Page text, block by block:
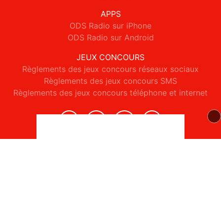
APPS
ODS Radio sur iPhone
ODS Radio sur Android
JEUX CONCOURS
Règlements des jeux concours réseaux sociaux
Règlements des jeux concours SMS
Règlements des jeux concours téléphone et internet